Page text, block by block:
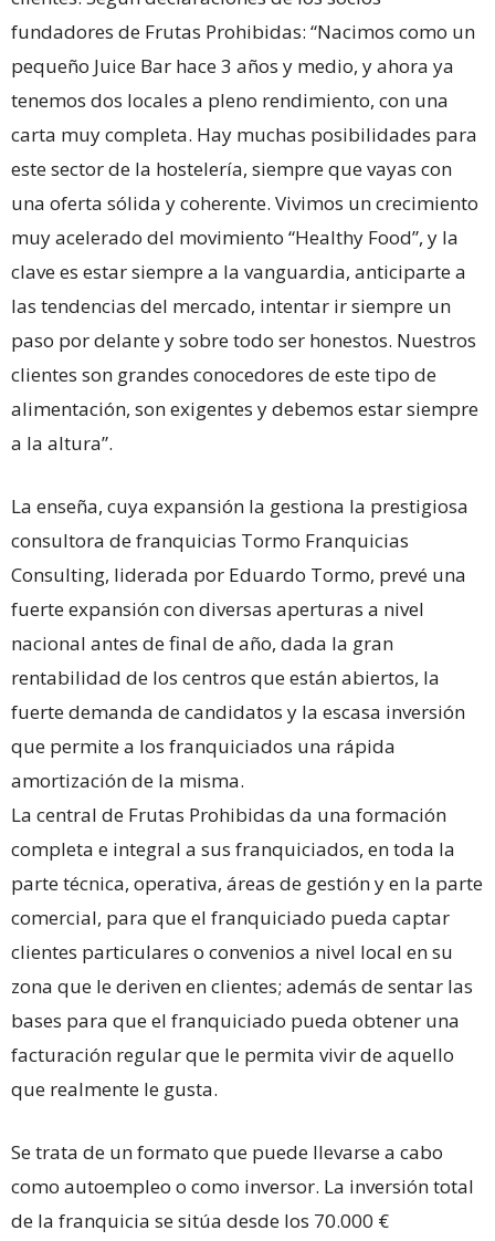
fundadores de Frutas Prohibidas: “Nacimos como un
pequeño Juice Bar hace 3 años y medio, y ahora ya
tenemos dos locales a pleno rendimiento, con una
carta muy completa. Hay muchas posibilidades para
este sector de la hostelería, siempre que vayas con
una oferta sólida y coherente. Vivimos un crecimiento
muy acelerado del movimiento “Healthy Food”, y la
clave es estar siempre a la vanguardia, anticiparte a
las tendencias del mercado, intentar ir siempre un
paso por delante y sobre todo ser honestos. Nuestros
clientes son grandes conocedores de este tipo de
alimentación, son exigentes y debemos estar siempre
a la altura”.
La enseña, cuya expansión la gestiona la prestigiosa
consultora de franquicias Tormo Franquicias
Consulting, liderada por Eduardo Tormo, prevé una
fuerte expansión con diversas aperturas a nivel
nacional antes de final de año, dada la gran
rentabilidad de los centros que están abiertos, la
fuerte demanda de candidatos y la escasa inversión
que permite a los franquiciados una rápida
amortización de la misma.
La central de Frutas Prohibidas da una formación
completa e integral a sus franquiciados, en toda la
parte técnica, operativa, áreas de gestión y en la parte
comercial, para que el franquiciado pueda captar
clientes particulares o convenios a nivel local en su
zona que le deriven en clientes; además de sentar las
bases para que el franquiciado pueda obtener una
facturación regular que le permita vivir de aquello
que realmente le gusta.
Se trata de un formato que puede llevarse a cabo
como autoempleo o como inversor. La inversión total
de la franquicia se sitúa desde los 70.000 €